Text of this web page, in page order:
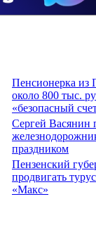
Пенсионерка из
около 800 тыс.
«безопасный
Сергей Васянин
праздником
Пензенский
продвигать
«Макс»